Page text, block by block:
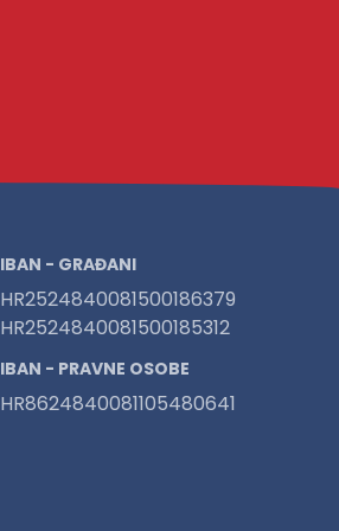
IBAN - GRAĐANI
HR2524840081500186379
HR2524840081500185312
IBAN - PRAVNE OSOBE
HR8624840081105480641